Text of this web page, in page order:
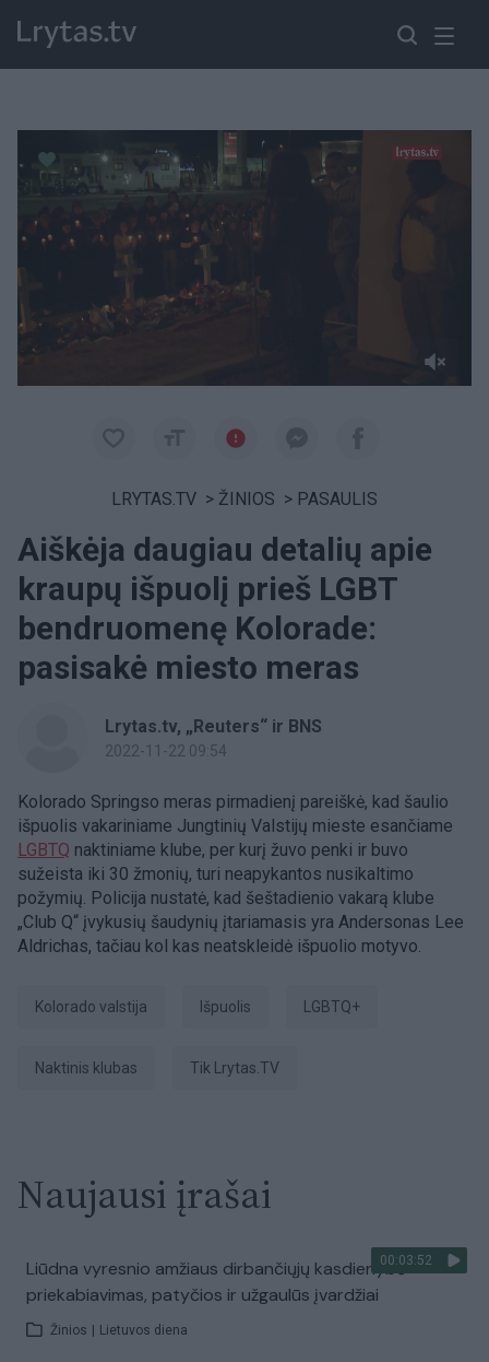
Paremkite Ukrainą
LRYTAS.TV > ŽINIOS > PASAULIS
Aiškėja daugiau detalių apie
kraupų išpuolį prieš LGBT
bendruomenę Kolorade:
pasisakė miesto meras
Lrytas.tv, „Reuters“ ir BNS
2022-11-22 09:54
Kolorado Springso meras pirmadienį pareiškė, kad šaulio
išpuolis vakariniame Jungtinių Valstijų mieste esančiame
LGBTQ naktiniame klube, per kurį žuvo penki ir buvo
sužeista iki 30 žmonių, turi neapykantos nusikaltimo
požymių. Policija nustatė, kad šeštadienio vakarą klube
„Club Q“ įvykusių šaudynių įtariamasis yra Andersonas Lee
Aldrichas, tačiau kol kas neatskleidė išpuolio motyvo.
Kolorado valstija išpuolis LGBTQ+
naktinis klubas tik Lrytas.TV
Naujausi įrašai
00:03:52
Liūdna vyresnio amžiaus dirbančiųjų kasdienybė –
priekabiavimas, patyčios ir užgaulūs įvardžiai
Žinios Lietuvos diena